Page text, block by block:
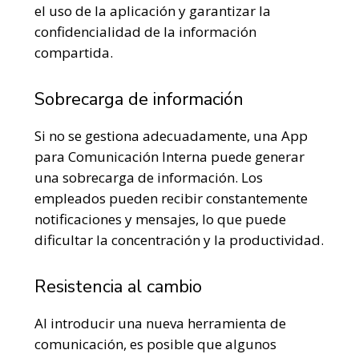
el uso de la aplicación y garantizar la
confidencialidad de la información
compartida.
Sobrecarga de información
Si no se gestiona adecuadamente, una App
para Comunicación Interna puede generar
una sobrecarga de información. Los
empleados pueden recibir constantemente
notificaciones y mensajes, lo que puede
dificultar la concentración y la productividad.
Resistencia al cambio
Al introducir una nueva herramienta de
comunicación, es posible que algunos